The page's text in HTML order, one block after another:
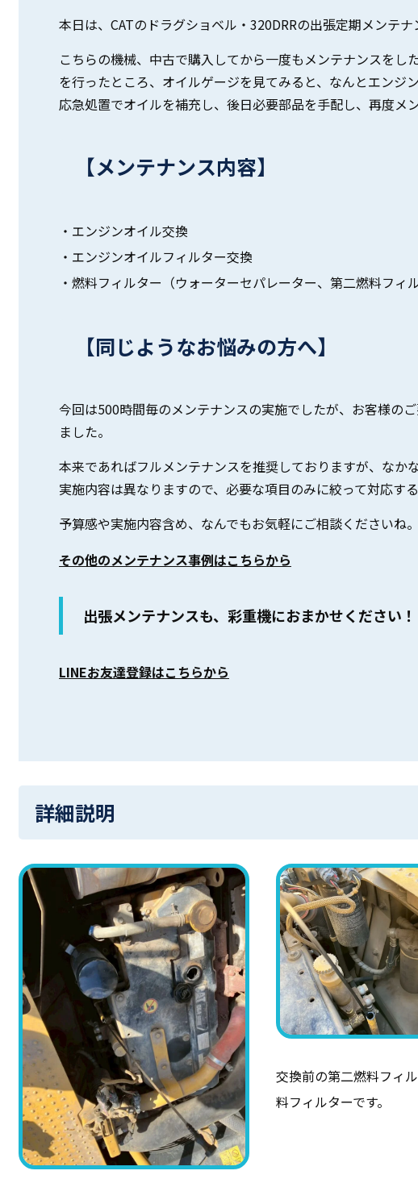
本日は、CATのドラグショベル・320DRRの出張定期メンテナ
こちらの機械、中古で購入してから一度もメンテナンスを
を行ったところ、オイルゲージを見てみると、なんとエンジ
応急処置でオイルを補充し、後日必要部品を手配し、再度メ
【メンテナンス内容】
・エンジンオイル交換
・エンジンオイルフィルター交換
・燃料フィルター（ウォーターセパレーター、第二燃料フィ
【同じようなお悩みの方へ】
今回は500時間毎のメンテナンスの実施でしたが、お客様の
ました。
本来であればフルメンテナンスを推奨しておりますが、なか
実施内容は異なりますので、必要な項目のみに絞って対応する
予算感や実施内容含め、なんでもお気軽にご相談くださいね。
その他のメンテナンス事例はこちらから
出張メンテナンスも、彩重機におまかせください！
LINEお友達登録はこちらから
詳細説明
交換前の第二燃料フィ
料フィルターです。